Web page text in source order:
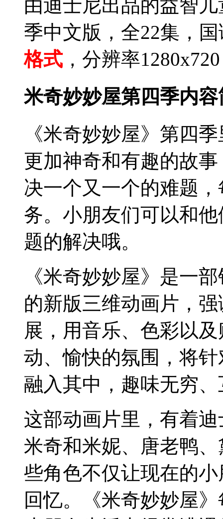
由迪士尼出品的益智
季中文版，全22集，
格式，分辨率
米奇妙妙屋第四季内
《米奇妙妙屋》第四
更加神奇和有趣的故
决一个又一个的难题
务。小朋友们可以和
题的解决哦。
《米奇妙妙屋》是一
的新版三维动画片，
展，用音乐、色彩以
动、愉快的氛围，将
融入其中，趣味无穷
这部动画片里，有着
米奇和米妮、唐老鸭
些角色不仅让现在的
回忆。《米奇妙妙屋